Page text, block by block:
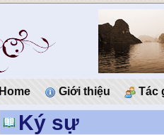
Home Giới thiệu Tác
Ký sự